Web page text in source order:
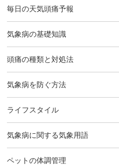
毎日の天気頭痛予報
気象病の基礎知識
頭痛の種類と対処法
気象病を防ぐ方法
ライフスタイル
気象病に関する気象用語
ペットの体調管理